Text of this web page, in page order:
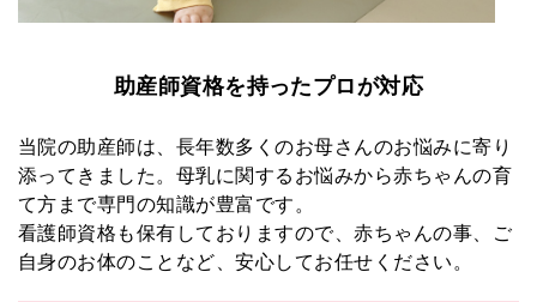
助産師資格を持ったプロが対応
当院の助産師は、長年数多くのお母さんのお悩みに寄り
添ってきました。母乳に関するお悩みから赤ちゃんの育
て方まで専門の知識が豊富です。
看護師資格も保有しておりますので、赤ちゃんの事、ご
自身のお体のことなど、安心してお任せください。